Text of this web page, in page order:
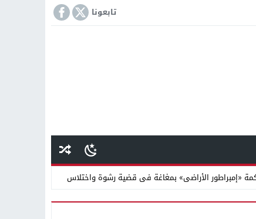
تابعونا
«إمبراطور الأراضى» بمغاغة فى قضية رشوة واختلاس
سودانية